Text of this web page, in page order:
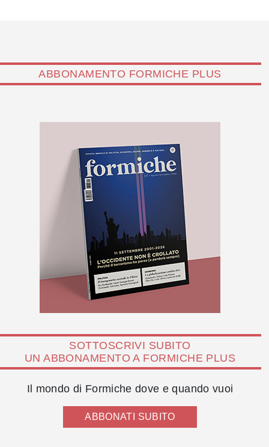
ABBONAMENTO FORMICHE PLUS
SOTTOSCRIVI SUBITO
UN ABBONAMENTO A FORMICHE PLUS
Il mondo di Formiche dove e quando vuoi
ABBONATI SUBITO